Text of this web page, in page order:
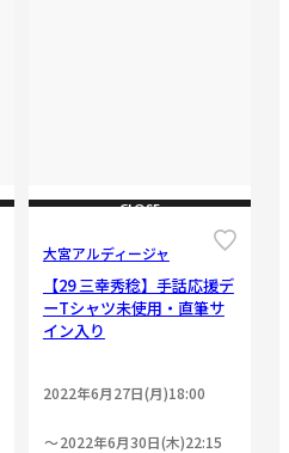
CLOSE
大宮アルディージャ
【29 三幸秀稔】手話応援デ
ーTシャツ未使用・直筆サ
イン入り
2022年6月27日(月)18:00
2022年6月30日(木)22:15